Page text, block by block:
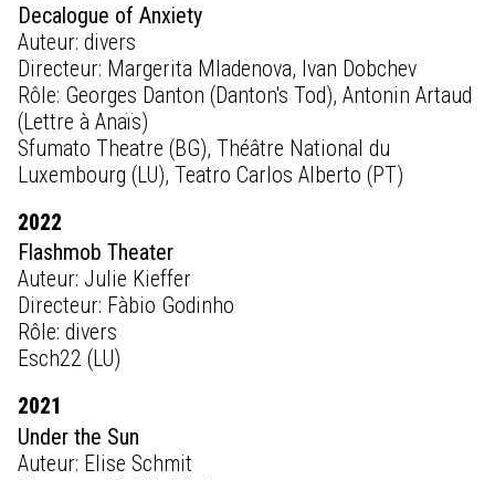
Decalogue of Anxiety
Auteur: divers
Directeur: Margerita Mladenova, Ivan Dobchev
Rôle: Georges Danton (Danton's Tod), Antonin Artaud
(Lettre à Anaïs)
Sfumato Theatre (BG), Théâtre National du
Luxembourg (LU), Teatro Carlos Alberto (PT)
2022
Flashmob Theater
Auteur: Julie Kieffer
Directeur: Fàbio Godinho
Rôle: divers
Esch22 (LU)
2021
Under the Sun
Auteur: Elise Schmit